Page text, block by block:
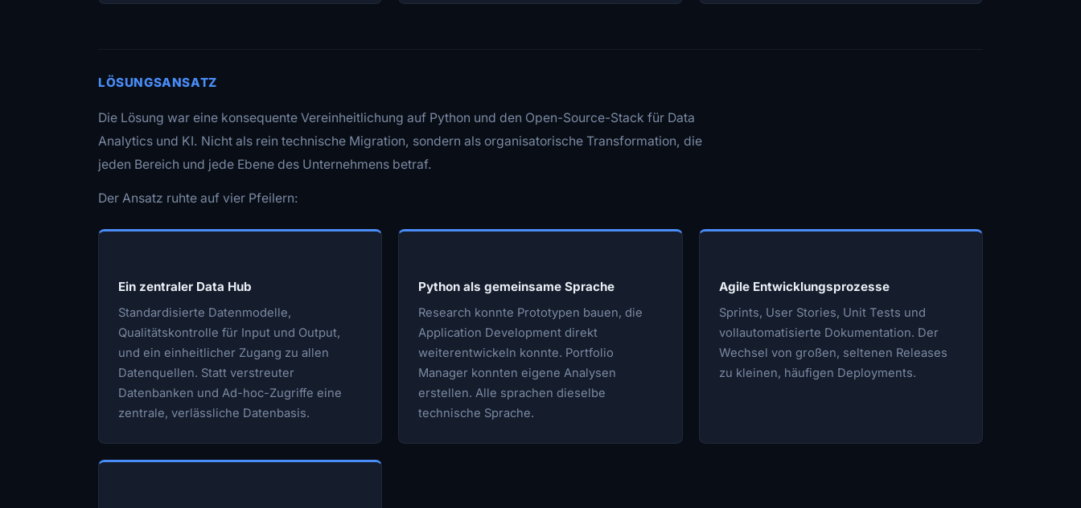
LÖSUNGSANSATZ
Die Lösung war eine konsequente Vereinheitlichung auf Python und den Open-Source-Stack für Data
Analytics und KI. Nicht als rein technische Migration, sondern als organisatorische Transformation, die
jeden Bereich und jede Ebene des Unternehmens betraf.
Der Ansatz ruhte auf vier Pfeilern:
Ein zentraler Data Hub
Standardisierte Datenmodelle,
Qualitätskontrolle für Input und Output,
und ein einheitlicher Zugang zu allen
Datenquellen. Statt verstreuter
Datenbanken und Ad-hoc-Zugriffe eine
zentrale, verlässliche Datenbasis.
Python als gemeinsame Sprache
Research konnte Prototypen bauen, die
Application Development direkt
weiterentwickeln konnte. Portfolio
Manager konnten eigene Analysen
erstellen. Alle sprachen dieselbe
technische Sprache.
Agile Entwicklungsprozesse
Sprints, User Stories, Unit Tests und
vollautomatisierte Dokumentation. Der
Wechsel von großen, seltenen Releases
zu kleinen, häufigen Deployments.